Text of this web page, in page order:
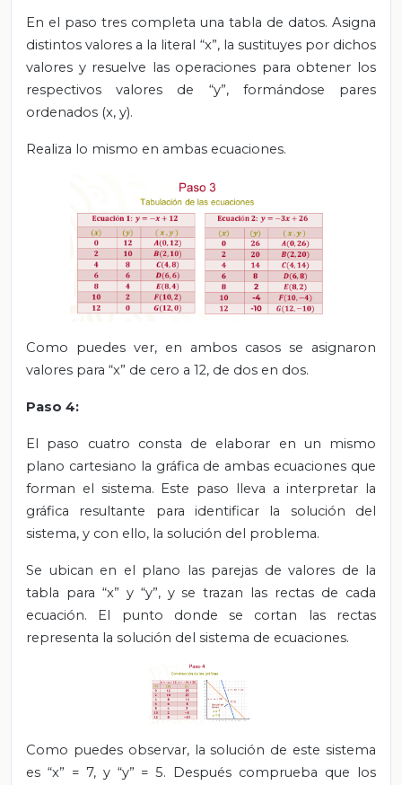
En el paso tres completa una tabla de datos. Asigna
distintos valores a la literal “x”, la sustituyes por dichos
valores y resuelve las operaciones para obtener los
respectivos valores de “y”, formándose pares
ordenados (x, y).
Realiza lo mismo en ambas ecuaciones.
Como puedes ver, en ambos casos se asignaron
valores para “x” de cero a 12, de dos en dos.
Paso 4:
El paso cuatro consta de elaborar en un mismo
plano cartesiano la gráfica de ambas ecuaciones que
forman el sistema. Este paso lleva a interpretar la
gráfica resultante para identificar la solución del
sistema, y con ello, la solución del problema.
Se ubican en el plano las parejas de valores de la
tabla para “x” y “y”, y se trazan las rectas de cada
ecuación. El punto donde se cortan las rectas
representa la solución del sistema de ecuaciones.
Como puedes observar, la solución de este sistema
es “x” = 7, y “y” = 5. Después comprueba que los